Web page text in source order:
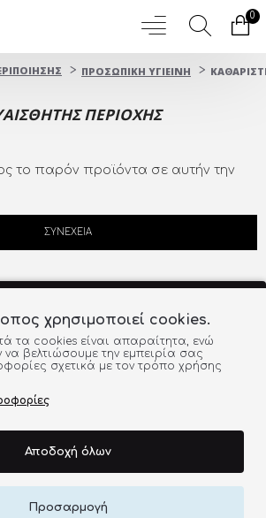
0
ΠΡΟΣΩΠΙΚΗ ΥΓΙΕΙΝΗ
ΠΕΡΙΟΧΗΣ
το παρόν προϊόντα σε αυτήν την
ΣΥΝΈΧΕΙΑ
ΜΕΤΑΦΟΡΙΚΑ
ΓΙΑ ΑΓΟΡΕΣ ΑΝΩ ΤΩΝ 60€ (έως
ΠΡΟΙΟΝΤΑ
ΤΙΜΕΣ ΤΗΣ ΑΓΟΡΑΣ
ΑΓΟΡΕΣ
ΠΛΗΡΩΜΗ
χρησιμοποιεί cookies.
τα cookies είναι απαραίτητα, ενώ
βελτιώσουμε την εμπειρία σας
σχετικά με τον τρόπο χρήσης
Αποδοχή όλων
Προσαρμογή